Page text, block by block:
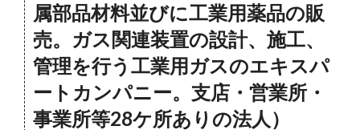
属部品材料並びに工業用薬品の販
売。ガス関連装置の設計、施工、
管理を行う工業用ガスのエキスパ
ートカンパニー。支店・営業所・
事業所等28ケ所ありの法人）